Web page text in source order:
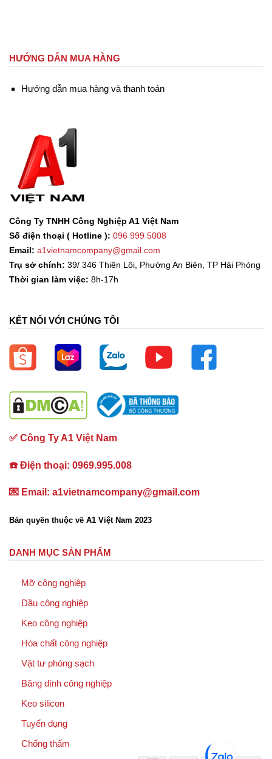
HƯỚNG DẪN MUA HÀNG
Hướng dẫn mua hàng và thanh toán
Công Ty TNHH Công Nghiệp A1 Việt Nam
Số điện thoại ( Hotline ): 096 999 5008
Email: a1vietnamcompany@gmail.com
Trụ sở chính: 39/ 346 Thiên Lôi, Phường An Biên, TP Hải Phòng
Thời gian làm việc: 8h-17h
KẾT NỐI VỚI CHÚNG TÔI
✅ Công Ty A1 Việt Nam
☎️ Điện thoại: 0969.995.008
💌 Email: a1vietnamcompany@gmail.com
Bản quyền thuộc về A1 Việt Nam 2023
DANH MỤC SẢN PHẨM
Mỡ công nghiệp
Dầu công nghiệp
Keo công nghiệp
Hóa chất công nghiệp
Vật tư phòng sạch
Băng dính công nghiệp
Keo silicon
Tuyển dụng
Chống thấm